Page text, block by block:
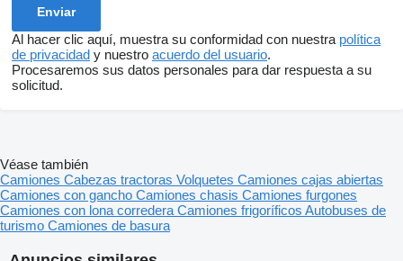
Al hacer clic aquí, muestra su conformidad con nuestra política
de privacidad y nuestro acuerdo del usuario.
Procesaremos sus datos personales para dar respuesta a su
solicitud.
Véase también
Camiones Cabezas tractoras Volquetes Camiones cajas abiertas
Camiones con gancho Camiones chasis Camiones furgones
Camiones con lona corredera Camiones frigoríficos Autobuses de
turismo Camiones de basura